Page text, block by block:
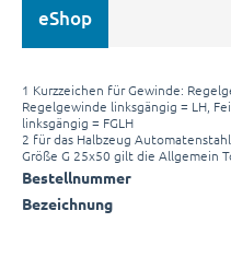
eShop
1 Kurzzeichen für Gewinde:
Regelgewinde linksgängig = LH,
linksgängig = FGLH
2 für das Halbzeug
Größe G 25x50 gilt die Allgemein
Bestellnummer
Bezeichnung